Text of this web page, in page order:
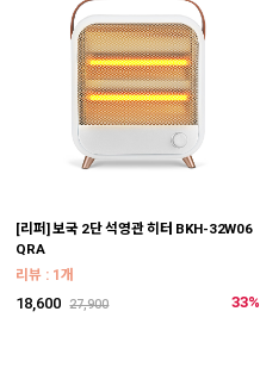
[리퍼] 보국 2단 석영관 히터 BKH-32W06
QRA
리뷰 : 1개
18,600 27,900 33%